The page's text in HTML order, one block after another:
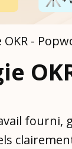
-
fourni,